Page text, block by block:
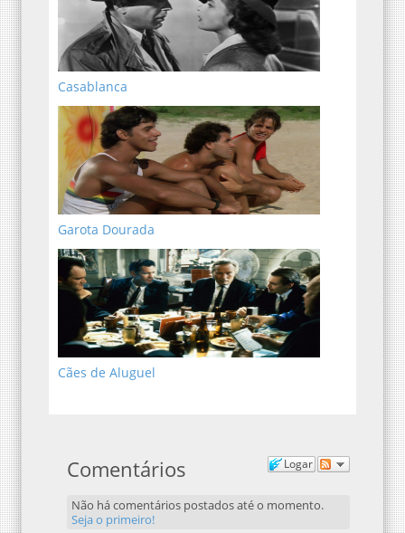
Casablanca
Garota Dourada
Cães de Aluguel
Logar
Comentários
Não há comentários postados até o momento.
Seja o primeiro!